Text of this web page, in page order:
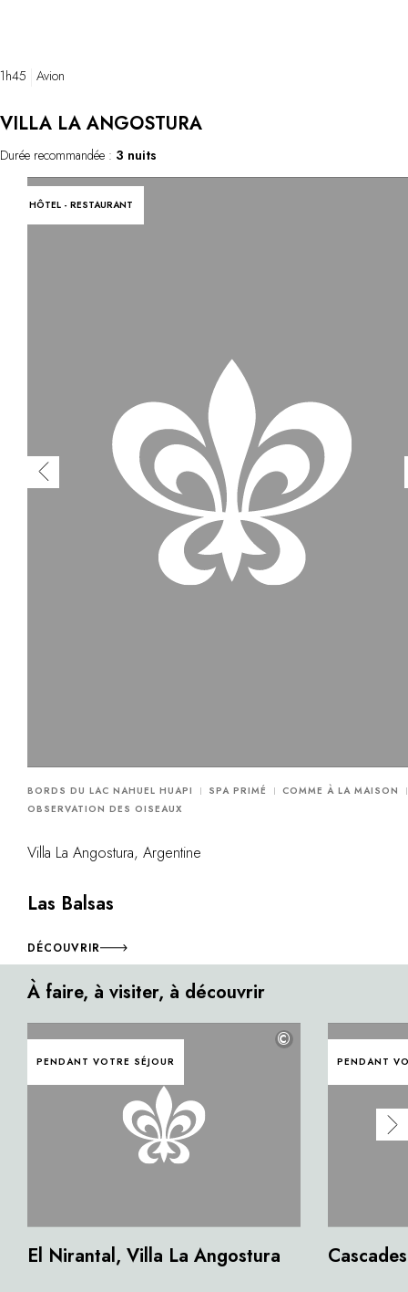
1h45 Avion
Durée recommandée : 3 nuits
VILLA LA ANGOSTURA
HÔTEL - RESTAURANT
BORDS DU LAC NAHUEL HUAPI SPA PRIMÉ
COMME À LA MAISON
OBSERVATION DES OISEAUX
Villa La Angostura, Argentine
Las Balsas
DÉCOUVRIR
À faire, à visiter, à découvrir
PENDANT VOTRE SÉJOUR
©
El Nirantal, Villa La Angostura
PENDANT